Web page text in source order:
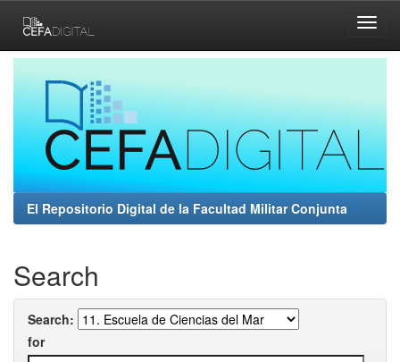
navigation
El Repositorio Digital de la Facultad Militar Conjunta
Search
Search:
for